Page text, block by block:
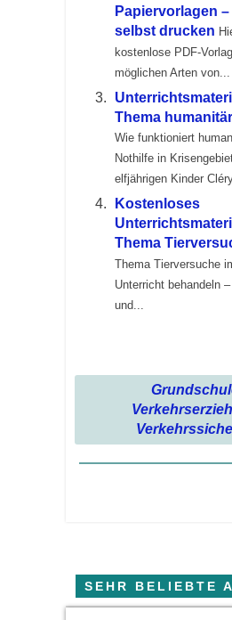
Papiervorlagen
selbst drucken
kostenlose PDF-
möglichen Arten von...
Thema
Wie funktioniert
Nothilfe in
elfjährigen Kinder
Kostenloses
Thema
Thema Tierversuche
Unterricht behandeln –
und...
SEHR BELIEBTE